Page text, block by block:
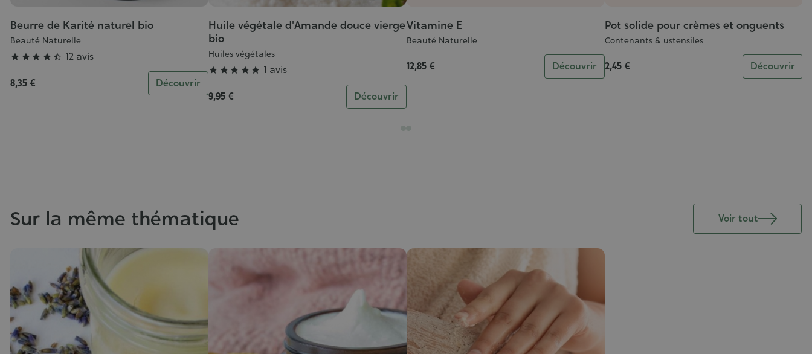
Beurre de Karité naturel bio
Beauté Naturelle
Grade
:
4/5
     12 avis
8,35 € Découvrir
Huile végétale d'Amande douce vierge
bio
Huiles végétales
Grade
:
5/5
     1 avis
9,95 € Découvrir
Vitamine E
Beauté Naturelle
12,85 € Découvrir
Pot solide pour crèmes et onguents
Contenants & ustensiles
2,45 € Découvrir
Sur la même thématique Voir tout